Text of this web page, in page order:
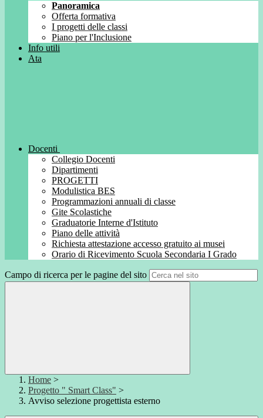
Panoramica
Offerta formativa
I progetti delle classi
Piano per l'Inclusione
Info utili
Ata
Docenti
Collegio Docenti
Dipartimenti
PROGETTI
Modulistica BES
Programmazioni annuali di classe
Gite Scolastiche
Graduatorie Interne d'Istituto
Piano delle attività
Richiesta attestazione accesso gratuito ai musei
Orario di Ricevimento Scuola Secondaria I Grado
Campo di ricerca per le pagine del sito
Home >
Progetto " Smart Class" >
Avviso selezione progettista esterno